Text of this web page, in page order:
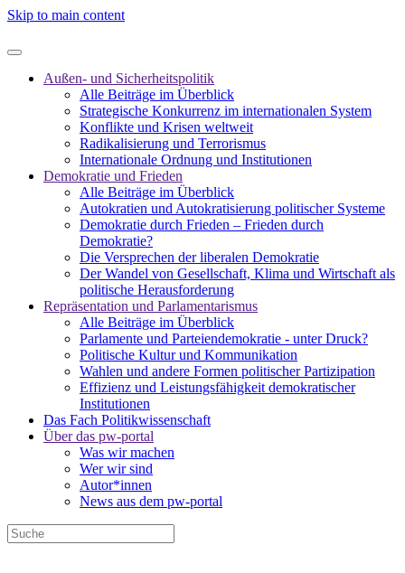
Skip to main content
Außen- und Sicherheitspolitik
Alle Beiträge im Überblick
Strategische Konkurrenz im internationalen System
Konflikte und Krisen weltweit
Radikalisierung und Terrorismus
Internationale Ordnung und Institutionen
Demokratie und Frieden
Alle Beiträge im Überblick
Autokratien und Autokratisierung politischer Systeme
Demokratie durch Frieden – Frieden durch
Demokratie?
Die Versprechen der liberalen Demokratie
Der Wandel von Gesellschaft, Klima und Wirtschaft als
politische Herausforderung
Repräsentation und Parlamentarismus
Alle Beiträge im Überblick
Parlamente und Parteiendemokratie - unter Druck?
Politische Kultur und Kommunikation
Wahlen und andere Formen politischer Partizipation
Effizienz und Leistungsfähigkeit demokratischer
Institutionen
Das Fach Politikwissenschaft
Über das pw-portal
Was wir machen
Wer wir sind
Autor*innen
News aus dem pw-portal